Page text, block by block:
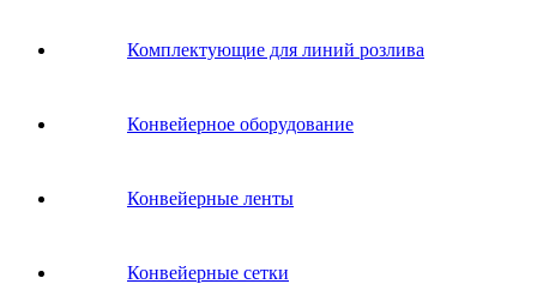
Комплектующие для линий розлива
Конвейерное оборудование
Конвейерные ленты
Конвейерные сетки